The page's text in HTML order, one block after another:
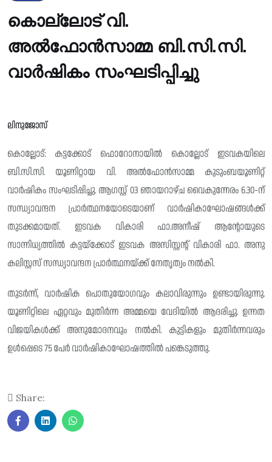
കൊല്ലോട് വി.
അൽഫോൻസാമ്മ ബി.സി.സി.
വാർഷികം സംഘടിപ്പിച്ചു
ലിനുജോസ്
കൊല്ലോട്: കട്ടക്കോട് ഫൊറോനായിൽ കൊല്ലോട് ഇടവകയിലെ
ബി.സി.സി. യൂണിറ്റായ വി. അൽഫോൻസാമ്മ കുടുംബയൂണിറ്റ്
വാർഷികം സംഘടിപ്പിച്ചു. ആഗസ്റ്റ് 03 ഞായറാഴ്ച വൈകുന്നേരം 6.30-ന്
സന്ധ്യാവന്ദന പ്രാർത്ഥനയോടെയാണ് വാർഷികാഘോഷങ്ങൾക്ക്
തുടക്കമായത്. ഇടവക വികാരി ഫാ.അനീഷ് ആന്റോയുടെ
സാന്നിധ്യത്തിൽ കട്ടയ്ക്കോട് ഇടവക അസിസ്റ്റന്റ് വികാരി ഫാ. അനു
കലിസ്റ്റസ് സന്ധ്യാവന്ദന പ്രാർത്ഥനയ്ക്ക് നേതൃത്വം നൽകി.
തുടർന്ന്, വാർഷിക പൊതുയോഗവും കലാവിരുന്നും ഉണ്ടായിരുന്നു.
യൂണിറ്റിലെ ഏറ്റവും മുതിർന്ന അമ്മയെ വേദിയിൽ ആദരിച്ചു. ഉന്നത
വിജയികൾക്ക് അനുമോദനവും നൽകി. കുട്ടികളും മുതിർന്നവരും
ഉൾപ്പെടെ 75 പേർ വാർഷികാഘോഷത്തിൽ പങ്കെടുത്തു.
Share: